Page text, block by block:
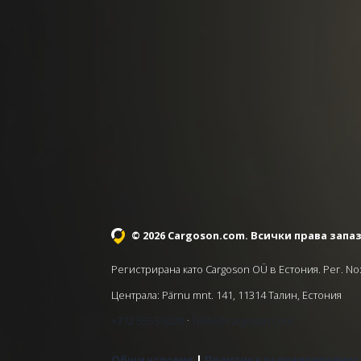
© 2026 Cargoson.com. Всички права
Регистрирана като Cargoson OÜ в Естония. Рег.
Централа: Pärnu mnt. 141, 11314 Талин, Естония
+372 5555 0028
· hello@cargoson.com